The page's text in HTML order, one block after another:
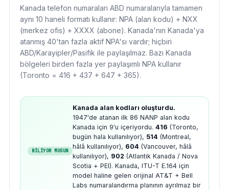
Kanada telefon numaraları ABD numaralarıyla tamamen
aynı 10 haneli formatı kullanır: NPA (alan kodu) + NXX
(merkez ofis) + XXXX (abone). Kanada'nın Kanada'ya
atanmış 40'tan fazla aktif NPA'sı vardır; hiçbiri
ABD/Karayipler/Pasifik ile paylaşılmaz. Bazı Kanada
bölgeleri birden fazla yer paylaşımlı NPA kullanır
(Toronto = 416 + 437 + 647 + 365).
BİLİYOR MUSUN
Kanada alan kodları oluşturdu.
1947'de atanan ilk 86 NANP alan kodu
Kanada için 9'u içeriyordu.416 (Toronto,
bugün hala kullanılıyor), 514 (Montreal,
hâlâ kullanılıyor), 604 (Vancouver, hâlâ
kullanılıyor), 902 (Atlantik Kanada / Nova
Scotia + PEI). Kanada, ITU-T E.164 için
model haline gelen orijinal AT&T + Bell
Labs numaralandırma planının ayrılmaz bir